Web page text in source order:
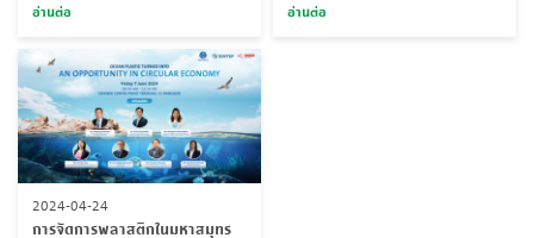
อ่านต่อ อ่านต่อ
2024-04-24
การจัดการพลาสติกในมหาสมุทร